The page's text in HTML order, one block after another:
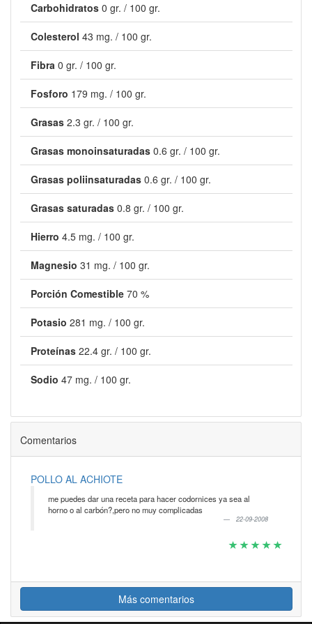
Carbohidratos 0 gr. / 100 gr.
Colesterol 43 mg. / 100 gr.
Fibra 0 gr. / 100 gr.
Fosforo 179 mg. / 100 gr.
Grasas 2.3 gr. / 100 gr.
Grasas monoinsaturadas 0.6 gr. / 100 gr.
Grasas poliinsaturadas 0.6 gr. / 100 gr.
Grasas saturadas 0.8 gr. / 100 gr.
Hierro 4.5 mg. / 100 gr.
Magnesio 31 mg. / 100 gr.
Porción Comestible 70 %
Potasio 281 mg. / 100 gr.
Proteínas 22.4 gr. / 100 gr.
Sodio 47 mg. / 100 gr.
Comentarios
POLLO AL ACHIOTE
me puedes dar una receta para hacer codornices ya sea al
horno o al carbón?,pero no muy complicadas
22-09-2008
Más comentarios